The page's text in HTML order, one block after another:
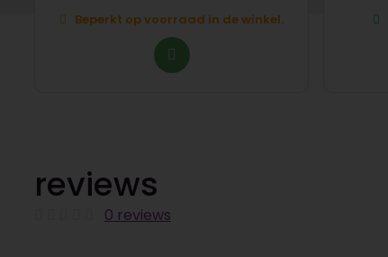
Beperkt op voorraad in de winkel.
reviews
0 reviews